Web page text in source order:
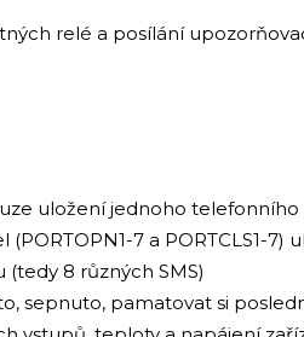
relé a posílání
uložení jednoho telefonního
7 a PORTCLS1-7)
8 různých SMS)
sepnuto, pamatovat si